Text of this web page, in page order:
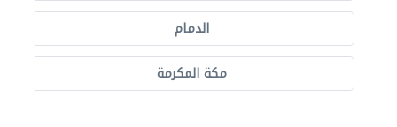
الدمام
مكة المكرمة